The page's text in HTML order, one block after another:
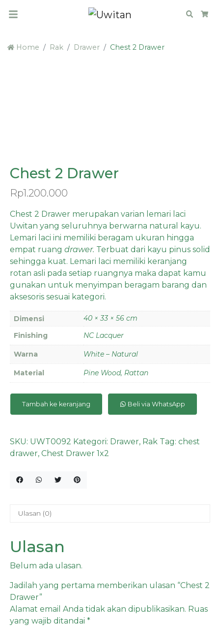
Search
Home Rak Drawer Chest 2 Drawer
Chest 2 Drawer
Rp1.200.000
Chest 2 Drawer merupakan varian lemari laci
Uwitan yang seluruhnya berwarna natural kayu.
Lemari laci ini memiliki beragam ukuran hingga
empat ruang drawer. Terbuat dari kayu pinus solid
sehingga kuat. Lemari laci memiliki keranjang
rotan asli pada setiap ruangnya maka dapat kamu
gunakan untuk menyimpan beragam barang dan
aksesoris sesuai kategori.
Dimensi
40 × 33 × 56 cm
Finishing
NC Lacquer
Warna White – Natural
Material Pine Wood, Rattan
Tambah ke keranjang Beli via WhatsApp
SKU: UWT0092 Kategori: Drawer, Rak Tag: chest
drawer, Chest Drawer 1x2
Ulasan (0)
Ulasan
Belum ada ulasan.
Jadilah yang pertama memberikan ulasan “Chest 2
Drawer”
Alamat email Anda tidak akan dipublikasikan. Ruas
yang wajib ditandai *